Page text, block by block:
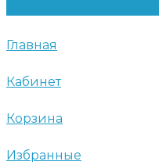
Главная
Кабинет
Корзина
Избранные